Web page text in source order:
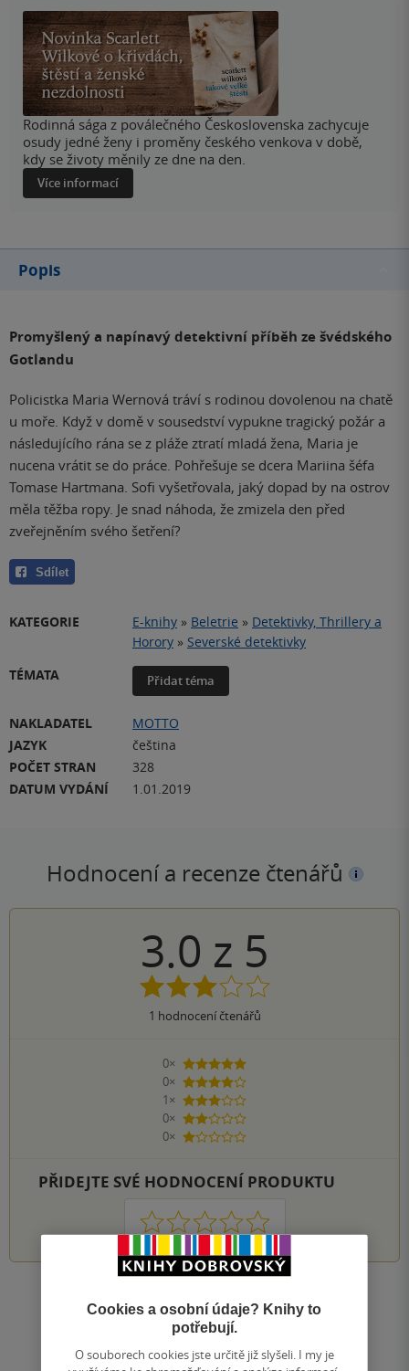
Rodinná sága z poválečného Československa zachycuje
osudy jedné ženy i proměny českého venkova v době,
kdy se životy měnily ze dne na den.
Více informací
Popis
Promyšlený a napínavý detektivní příběh ze švédského
Gotlandu
Policistka Maria Wernová tráví s rodinou dovolenou na chatě
u moře. Když v domě v sousedství vypukne tragický požár a
následujícího rána se z pláže ztratí mladá žena, Maria je
nucena vrátit se do práce. Pohřešuje se dcera Mariina šéfa
Tomase Hartmana. Sofi vyšetřovala, jaký dopad by na ostrov
měla těžba ropy. Je snad náhoda, že zmizela den před
zveřejněním svého šetření?
Sdílet
KATEGORIE E-knihy » Beletrie » Detektivky, Thrillery a
Horory » Severské detektivky
TÉMATA
Přidat téma
NAKLADATEL
MOTTO
JAZYK
čeština
POČET STRAN
328
DATUM VYDÁNÍ
1.01.2019
Hodnocení a recenze čtenářů
3.0 z 5
1 hodnocení čtenářů
0×
5 hvězdiček
0×
4 hvězdičky
1×
3 hvězdičky
0×
2 hvězdičky
0×
1 hvezdička
PŘIDEJTE SVÉ HODNOCENÍ PRODUKTU
1 2 3 4 5
Přidat hodnocení
Cookies a osobní údaje? Knihy to
potřebují.
O souborech cookies jste určitě již slyšeli. I my je